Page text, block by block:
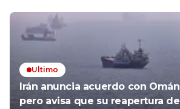
Ultimo
Irán anuncia acuerdo con
pero avisa que su reapertura